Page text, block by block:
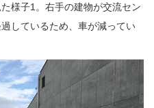
様子1。右手の建物が交流セン
しているため、車が減ってい